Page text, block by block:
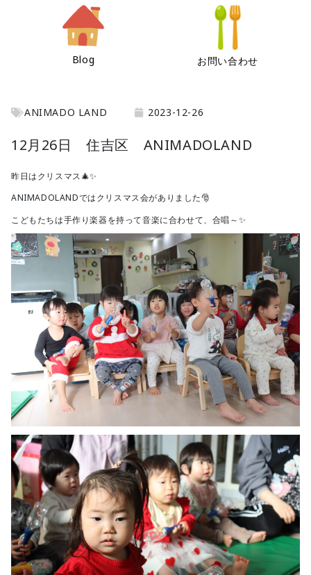
Blog お問い合わせ
ANIMADO LAND 2023-12-26
12月26日 住吉区 ANIMADOLAND
昨日はクリスマス🎄✨
ANIMADOLANDではクリスマス会がありました🎅
こどもたちは手作り楽器を持って音楽に合わせて、合唱～✨